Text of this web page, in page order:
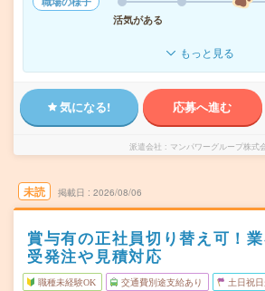
活気がある
もっと見る
気になる! 応募へ進む
派遣会社 マンパワーグループ株式
未読 掲載日 2026/08/06
賞与有の正社員切り替え可！業
受発注や見積対応
職種未経験OK 交通費別途支給あり 土日祝